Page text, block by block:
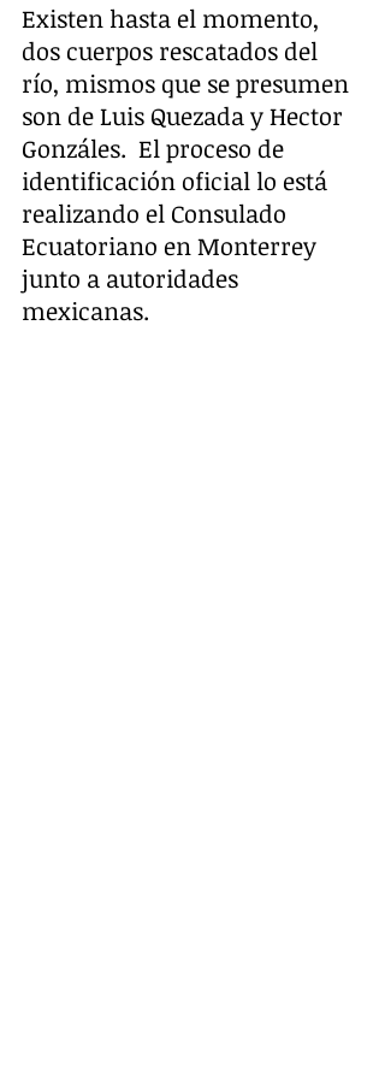
Existen hasta el momento,
dos cuerpos rescatados del
río, mismos que se presumen
son de Luis Quezada y Hector
Gonzáles.  El proceso de
identificación oficial lo está
realizando el Consulado
Ecuatoriano en Monterrey
junto a autoridades
mexicanas.